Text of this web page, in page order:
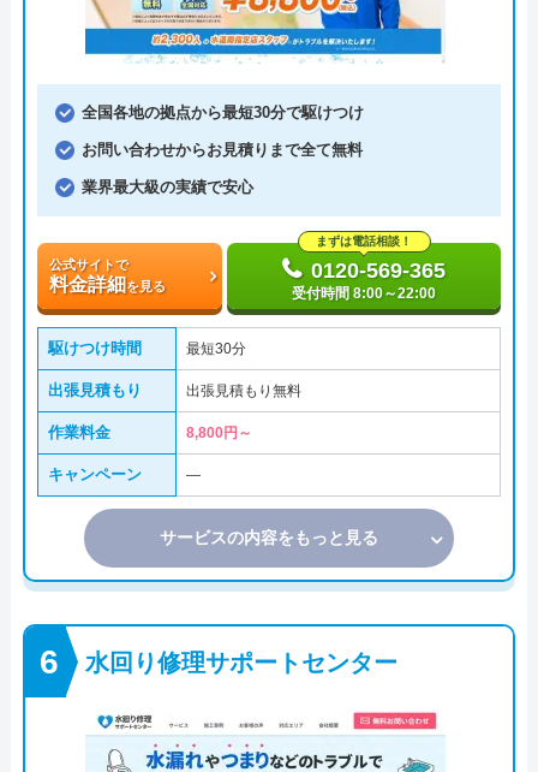
全国各地の拠点から最短30分で駆けつけ
お問い合わせからお見積りまで全て無料
業界最大級の実績で安心
公式サイトで
料金詳細を見る
まずは電話相談！
0120-569-365
受付時間 8:00～22:00
駆けつけ時間 最短30分
出張見積もり 出張見積もり無料
作業料金 8,800円～
キャンペーン ―
サービスの内容をもっと見る
水回り修理サポートセンター